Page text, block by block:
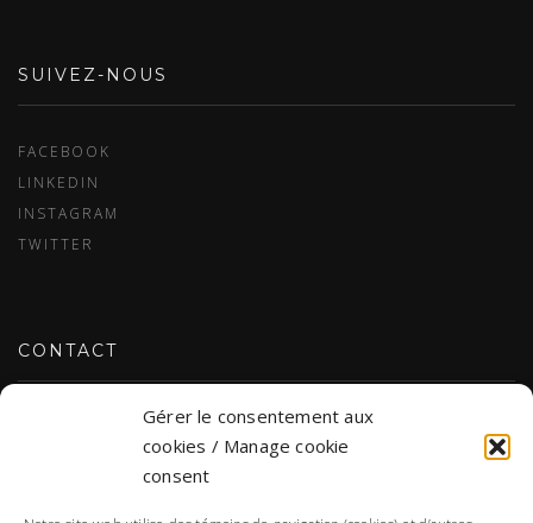
Gérer le consentement aux
cookies / Manage cookie
consent
SUIVEZ-NOUS
FACEBOOK
LINKEDIN
INSTAGRAM
TWITTER
CONTACT